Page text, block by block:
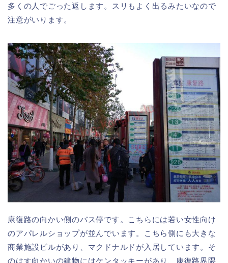
多くの人でごった返します。スリもよく出るみたいなので
注意がいります。
康復路の向かい側のバス停です。こちらには若い女性向け
のアパレルショップが並んでいます。こちら側にも大きな
商業施設ビルがあり、マクドナルドが入居しています。そ
のはす向かいの建物にはケンタッキーがあり、康復路界隈